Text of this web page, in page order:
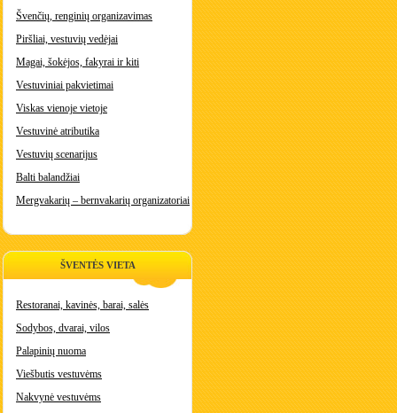
Švenčių, renginių organizavimas
Piršliai, vestuvių vedėjai
Magai, šokėjos, fakyrai ir kiti
Vestuviniai pakvietimai
Viskas vienoje vietoje
Vestuvinė atributika
Vestuvių scenarijus
Balti balandžiai
Mergvakarių – bernvakarių organizatoriai
ŠVENTĖS VIETA
Restoranai, kavinės, barai, salės
Sodybos, dvarai, vilos
Palapinių nuoma
Viešbutis vestuvėms
Nakvynė vestuvėms